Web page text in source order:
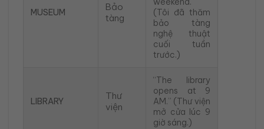
MUSEUM
Bảo
tàng
(Tôi đã thăm
bảo tàng
nghệ thuật
cuối tuần
trước.)
LIBRARY
Thư
viện
“The library
opens at 9
AM.” (Thư viện
mở cửa lúc 9
giờ sáng.)